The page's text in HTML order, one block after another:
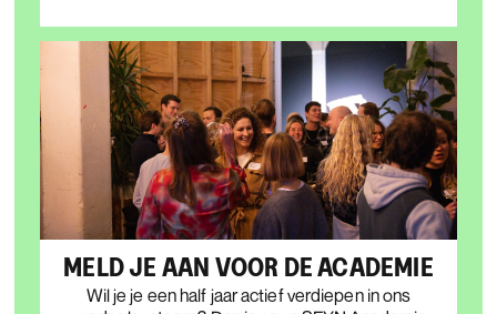
MELD JE AAN VOOR DE ACADEMIE
Wil je je een half jaar actief verdiepen in ons